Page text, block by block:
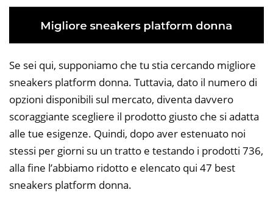
Se sei qui, supponiamo che tu stia cercando migliore
sneakers platform donna. Tuttavia, dato il numero di
opzioni disponibili sul mercato, diventa davvero
scoraggiante scegliere il prodotto giusto che si adatta
alle tue esigenze. Quindi, dopo aver estenuato noi
stessi per giorni su un tratto e testando i prodotti 736,
alla fine l’abbiamo ridotto e elencato qui 47 best
sneakers platform donna.